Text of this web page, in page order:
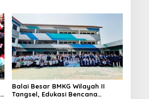
Balai Besar BMKG Wilayah II
Tangsel, Edukasi Bencana